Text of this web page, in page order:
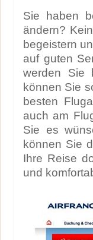
Sie haben
ändern?
begeistern
auf guten
werden Sie
können Sie
besten
auch am
Sie es
können Sie
Ihre Reise
und